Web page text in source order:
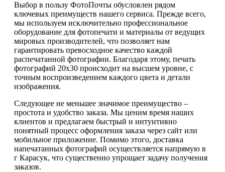
Выбор в пользу ФотоПочты обусловлен рядом
ключевых преимуществ нашего сервиса. Прежде всего,
мы используем исключительно профессиональное
оборудование для фотопечати и материалы от ведущих
мировых производителей, что позволяет нам
гарантировать превосходное качество каждой
распечатанной фотографии. Благодаря этому, печать
фотографий 20х30 происходит на высшем уровне, с
точным воспроизведением каждого цвета и детали
изображения.
Следующее не меньшее значимое преимущество –
простота и удобство заказа. Мы ценим время наших
клиентов и предлагаем быстрый и интуитивно
понятный процесс оформления заказа через сайт или
мобильное приложение. Помимо этого, доставка
напечатанных фотографий осуществляется напрямую в
г Карасук, что существенно упрощает задачу получения
заказов.